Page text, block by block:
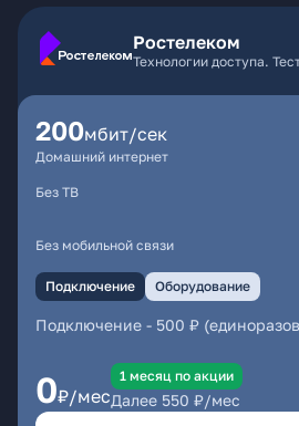
Ростелеком
Технологии доступа.
200мбит/сек
Домашний интернет
Без ТВ
Без мобильной связи
Подключение Оборудование
Подключение - 500 ₽
0₽/мес
1 месяц по акции
Далее 550 ₽/мес